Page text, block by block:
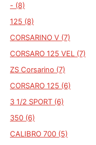
- (8)
125 (8)
CORSARINO V (7)
CORSARO 125 VEL (7)
ZS Corsarino (7)
CORSARO 125 (6)
3 1/2 SPORT (6)
350 (6)
CALIBRO 700 (5)